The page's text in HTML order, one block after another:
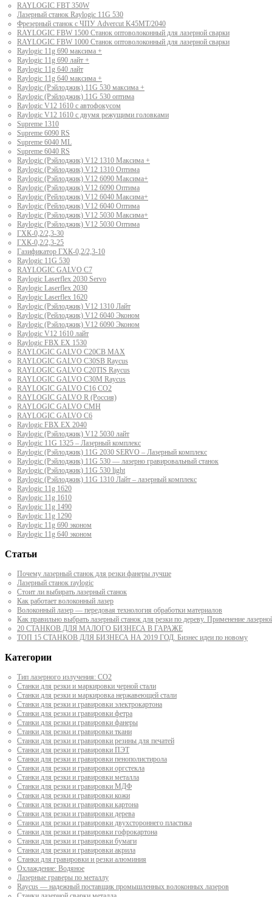
RAYLOGIC FBT 350W
Лазерный станок Raylogic 11G 530
Фрезерный станок с ЧПУ Advercut K45MT/2040
RAYLOGIC FBW 1500 Станок оптоволоконный для лазерной сварки
RAYLOGIC FBW 1000 Станок оптоволоконный для лазерной сварки
Raylogic 11g 690 максима +
Raylogic 11g 690 лайт +
Raylogic 11g 640 лайт
Raylogic 11g 640 максима +
Raylogic (Рэйлоджик) 11G 530 максима +
Raylogic (Рэйлоджик) 11G 530 оптима
Raylogic V12 1610 с автофокусом
Raylogic V12 1610 с двумя режущими головками
Supreme 1310
Supreme 6090 RS
Supreme 6040 ML
Supreme 6040 RS
Raylogic (Рэйлоджик) V12 1310 Максима +
Raylogic (Рэйлоджик) V12 1310 Оптима
Raylogic (Рэйлоджик) V12 6090 Максима+
Raylogic (Рэйлоджик) V12 6090 Оптима
Raylogic (Рейлоджик) V12 6040 Максима+
Raylogic (Рейлоджик) V12 6040 Оптима
Raylogic (Рэйлоджик) V12 5030 Максима+
Raylogic (Рэйлоджик) V12 5030 Оптима
ГХК-0,2/2,3-30
ГХК-0,2/2,3-25
Газификатор ГХК-0,2/2,3-10
Raylogic 11G 530
RAYLOGIC GALVO С7
Raylogic Laserflex 2030 Servo
Raylogic Laserflex 2030
Raylogic Laserflex 1620
Raylogic (Рэйлоджик) V12 1310 Лайт
Raylogic (Рейлоджик) V12 6040 Эконом
Raylogic (Рэйлоджик) V12 6090 Эконом
Raylogic V12 1610 лайт
Raylogic FBX EX 1530
RAYLOGIC GALVO С20CB MAX
RAYLOGIC GALVO С30SB Raycus
RAYLOGIC GALVO C20TIS Raycus
RAYLOGIC GALVO С30M Raycus
RAYLOGIC GALVO С16 CO2
RAYLOGIC GALVO R (Россия)
RAYLOGIC GALVO CMH
RAYLOGIC GALVO С6
Raylogic FBX EX 2040
Raylogic (Рэйлоджик) V12 5030 лайт
Raylogic 11G 1325 – Лазерный комплекс
Raylogic (Рэйлоджик) 11G 2030 SERVO – Лазерный комплекс
Raylogic (Рэйлоджик) 11G 530 — лазерно гравировальный станок
Raylogic (Рэйлоджик) 11G 530 light
Raylogic (Рэйлоджик) 11G 1310 Лайт – лазерный комплекс
Raylogic 11g 1620
Raylogic 11g 1610
Raylogic 11g 1490
Raylogic 11g 1290
Raylogic 11g 690 эконом
Raylogic 11g 640 эконом
Статьи
Почему лазерный станок для резки фанеры лучше
Лазерный станок raylogic
Стоит ли выбирать лазерный станок
Как работает волоконный лазер
Волоконный лазер — передовая технология обработки материалов
Как правильно выбрать лазерный станок для резки по дереву. Применение
20 СТАНКОВ ДЛЯ МАЛОГО БИЗНЕСА В ГАРАЖЕ
ТОП 15 СТАНКОВ ДЛЯ БИЗНЕСА НА 2019 ГОД. Бизнес идеи по новому
Категории
Тип лазерного излучения: СО2
Станки для резки и маркировки черной стали
Станки для резки и маркировка нержавеющей стали
Станки для резки и гравировки электрокартона
Станки для резки и гравировки фетра
Станки для резки и гравировки фанеры
Станки для резки и гравировки ткани
Станки для резки и гравировки резины для печатей
Станки для резки и гравировки ПЭТ
Станки для резки и гравировки пенополистирола
Станки для резки и гравировки оргстекла
Станки для резки и гравировки металла
Станки для резки и гравировки МДФ
Станки для резки и гравировки кожи
Станки для резки и гравировки картона
Станки для резки и гравировки дерева
Станки для резки и гравировки двухстороннего пластика
Станки для резки и гравировки гофрокартона
Станки для резки и гравировки бумаги
Станки для резки и гравировки акрила
Станки для гравировки и резки алюминия
Охлаждение: Водяное
Лазерные граверы по металлу
Raycus — надежный поставщик промышленных волоконных лазеров